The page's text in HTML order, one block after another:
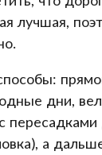
лучшая,
дни,
пересадками
а